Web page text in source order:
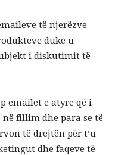
të njerëzve
duke u
i diskutimit të
emailet e atyre që i
fillim dhe para se të
të drejtën për t’u
dhe faqeve të